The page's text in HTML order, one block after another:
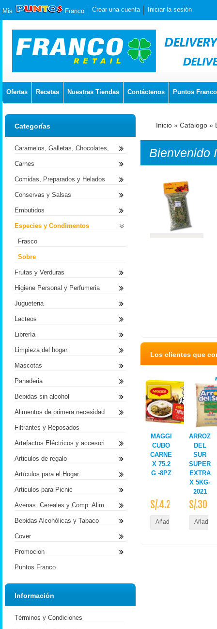
Mis Franco Crear una cuenta Iniciar la sesión
Ofertas Recetas Nuestras Tiendas Contáctenos Puntos Franco
Inicio » Catálogo »
Bienvenido
Los clientes que
MAGGI
CUBO
CARNE
X 75.2
G -8PZ
S/.4.20
Añadir al Carrito
ARROZ
DEL
SUR
SUPER
EXTRA
X 5KG-
2021
S/
Añadir
Categorías
Caramelos, Galletas, Chocolates,
Carnes
Comidas, Preparados y Helados
Conservas y Salsas
Embutidos
Especies y Condimentos
Frasco
Sobre
Frutas y Verduras
Higiene Personal y Perfumeria
Jugueteria
Lacteos
Librería
Limpieza del hogar
Mascotas
Panaderia
Bebidas sin alcohol
Alimentos de primera necesidad
Filtrantes y Reposados
Artefactos Eléctricos y accesori
Articulos de regalo
Artículos para el Hogar
Articulos para Picnic
Avenas, Cereales y Comp. Alim.
Bebidas Alcohólicas y Tabaco
Cover
Promocion
Puntos Franco
Información
Términos y Condiciones